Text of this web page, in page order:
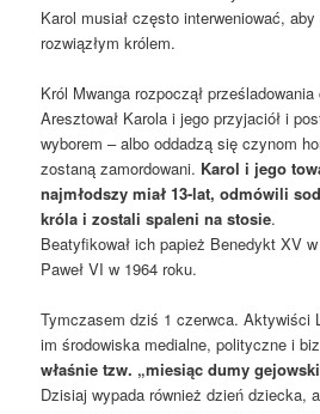
Karol musiał często interweniować,
rozwiązłym królem.
Król Mwanga rozpoczął
Aresztował Karola i jego przyjaciół i
wyborem – albo oddadzą się czynom
zostaną zamordowani. Karol i jego
najmłodszy miał 13-lat, odmówili
króla i zostali spaleni na stosie.
Beatyfikował ich papież Benedykt XV
Paweł VI w 1964 roku.
Tymczasem dziś 1 czerwca. Aktywiści
im środowiska medialne, polityczne i
właśnie tzw. „miesiąc dumy
Dzisiaj wypada również dzień dziecka,